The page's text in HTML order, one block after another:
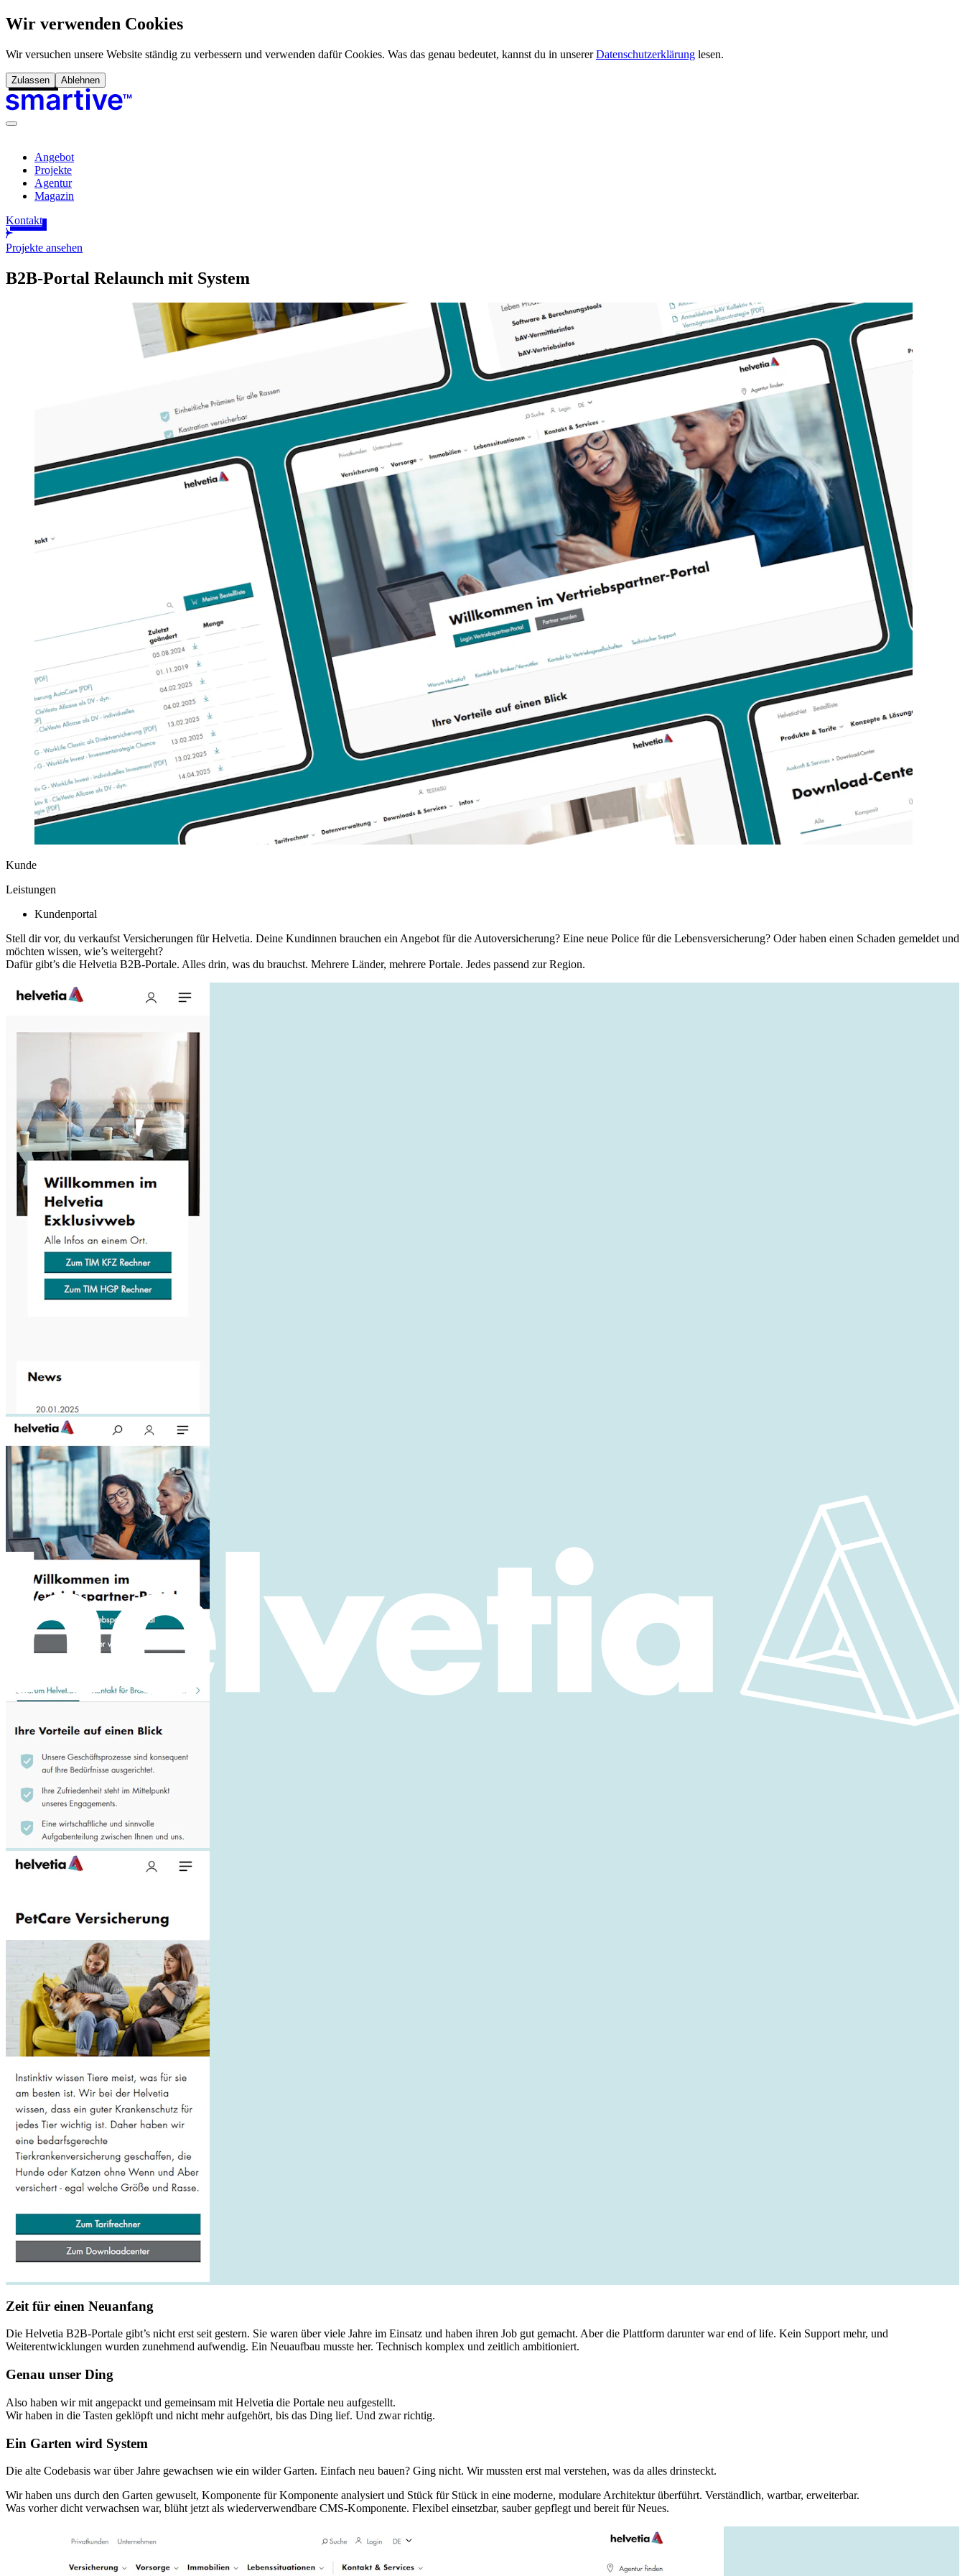
Wir verwenden Cookies
Wir versuchen unsere Website ständig zu verbessern und verwenden dafür Cookies. Was das genau bedeutet, kannst du in unserer Datenschutzerklärung lesen.
Zulassen Ablehnen
Angebot
Projekte
Agentur
Magazin
Kontakt
Projekte ansehen
B2B-Portal Relaunch mit System
Kunde
Leistungen
Kundenportal
Stell dir vor, du verkaufst Versicherungen für Helvetia. Deine Kundinnen brauchen ein Angebot für die Autoversicherung? Eine neue Police für die Lebensversicherung? Oder haben einen Schaden gemeldet und
möchten wissen, wie’s weitergeht?
Dafür gibt’s die Helvetia B2B-Portale. Alles drin, was du brauchst. Mehrere Länder, mehrere Portale. Jedes passend zur Region.
Zeit für einen Neuanfang
Die Helvetia B2B-Portale gibt’s nicht erst seit gestern. Sie waren über viele Jahre im Einsatz und haben ihren Job gut gemacht. Aber die Plattform darunter war end of life. Kein Support mehr, und
Weiterentwicklungen wurden zunehmend aufwendig. Ein Neuaufbau musste her. Technisch komplex und zeitlich ambitioniert.
Genau unser Ding
Also haben wir mit angepackt und gemeinsam mit Helvetia die Portale neu aufgestellt.
Wir haben in die Tasten geklöpft und nicht mehr aufgehört, bis das Ding lief. Und zwar richtig.
Ein Garten wird System
Die alte Codebasis war über Jahre gewachsen wie ein wilder Garten. Einfach neu bauen? Ging nicht. Wir mussten erst mal verstehen, was da alles drinsteckt.
Wir haben uns durch den Garten gewuselt, Komponente für Komponente analysiert und Stück für Stück in eine moderne, modulare Architektur überführt. Verständlich, wartbar, erweiterbar.
Was vorher dicht verwachsen war, blüht jetzt als wiederverwendbare CMS-Komponente. Flexibel einsetzbar, sauber gepflegt und bereit für Neues.